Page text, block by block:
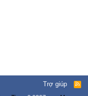
Trợ giúp
R